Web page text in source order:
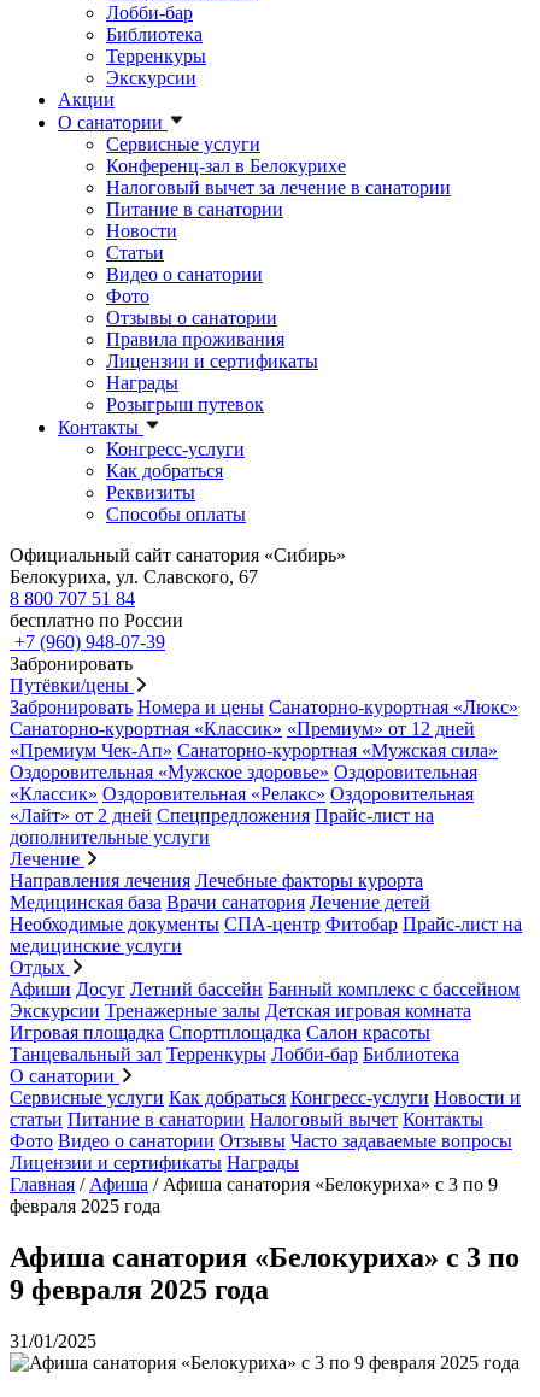
Лобби-бар
Библиотека
Терренкуры
Экскурсии
Акции
О санатории
Сервисные услуги
Конференц-зал в Белокурихе
Налоговый вычет за лечение в санатории
Питание в санатории
Новости
Статьи
Видео о санатории
Фото
Отзывы о санатории
Правила проживания
Лицензии и сертификаты
Награды
Розыгрыш путевок
Контакты
Конгресс-услуги
Как добраться
Реквизиты
Способы оплаты
Официальный сайт санатория «Сибирь»
Белокуриха, ул. Славского, 67
8 800 707 51 84
бесплатно по России
+7 (960) 948-07-39
Забронировать
Путёвки/цены
Забронировать Номера и цены Санаторно-курортная «Люкс»
Санаторно-курортная «Классик» «Премиум» от 12 дней
«Премиум Чек-Ап» Санаторно-курортная «Мужская сила»
Оздоровительная «Мужское здоровье» Оздоровительная
«Классик» Оздоровительная «Релакс» Оздоровительная
«Лайт» от 2 дней Спецпредложения Прайс-лист на
дополнительные услуги
Лечение
Направления лечения Лечебные факторы курорта
Медицинская база Врачи санатория Лечение детей
Необходимые документы СПА-центр Фитобар Прайс-лист на
медицинские услуги
Отдых
Афиши Досуг Летний бассейн Банный комплекс с бассейном
Экскурсии Тренажерные залы Детская игровая комната
Игровая площадка Спортплощадка Салон красоты
Танцевальный зал Терренкуры Лобби-бар Библиотека
О санатории
Сервисные услуги Как добраться Конгресс-услуги Новости и
статьи Питание в санатории Налоговый вычет Контакты
Фото Видео о санатории Отзывы Часто задаваемые вопросы
Лицензии и сертификаты Награды
Главная / Афиша / Афиша санатория «Белокуриха» с 3 по 9
февраля 2025 года
Афиша санатория «Белокуриха» с 3 по
9 февраля 2025 года
31/01/2025